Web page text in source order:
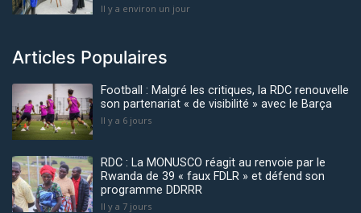
Il y a environ un jour
Articles Populaires
Football : Malgré les critiques, la RDC renouvelle
son partenariat « de visibilité » avec le Barça
Il y a 6 jours
RDC : La MONUSCO réagit au renvoie par le
Rwanda de 39 « faux FDLR » et défend son
programme DDRRR
Il y a 7 jours